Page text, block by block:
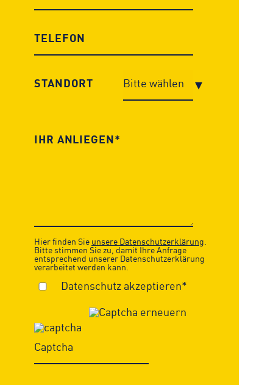
STANDORT
Hier finden Sie unsere Datenschutzerklärung.
Bitte stimmen Sie zu, damit Ihre Anfrage
entsprechend unserer Datenschutzerklärung
verarbeitet werden kann.
Datenschutz akzeptieren